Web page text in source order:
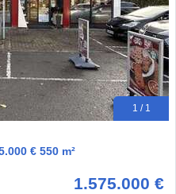
1 / 1
€ 550 m²
1.575.000 €